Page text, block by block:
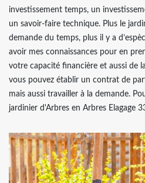
investissement temps, un
un savoir-faire technique. Plus le
demande du temps, plus il y a
avoir mes connaissances pour en
votre capacité financière et aussi de
vous pouvez établir un contrat de
mais aussi travailler à la demande.
jardinier d'Arbres en Arbres Elagage